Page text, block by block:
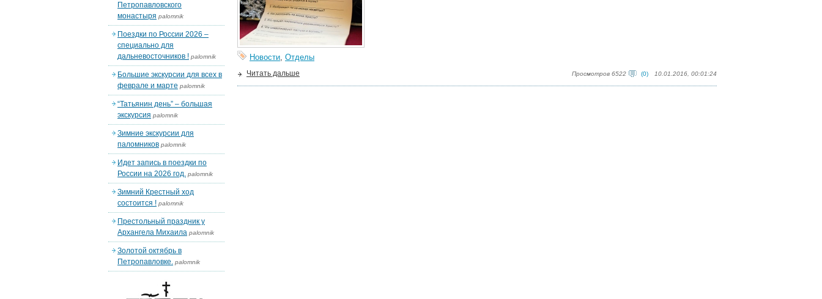
Новости, Отделы
Просмотров 6522 (0) 10.01.2016, 00:01:24
Читать дальше
Петропавловского
монастыря palomnik
Поездки по России 2026 –
специально для
дальневосточников ! palomnik
Большие экскурсии для всех в
феврале и марте palomnik
“Татьянин день” – большая
экскурсия palomnik
Зимние экскурсии для
паломников palomnik
Идет запись в поездки по
России на 2026 год. palomnik
Зимний Крестный ход
состоится ! palomnik
Престольный праздник у
Архангела Михаила palomnik
Золотой октябрь в
Петропавловке. palomnik